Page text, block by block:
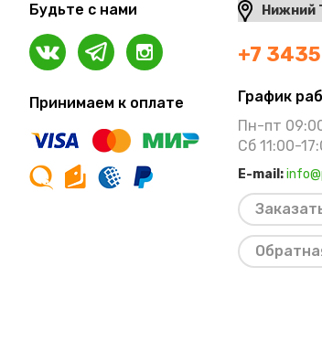
Будьте с нами
Принимаем к оплате
+7
График
Пн-пт
Сб 11:00-
E-mail: